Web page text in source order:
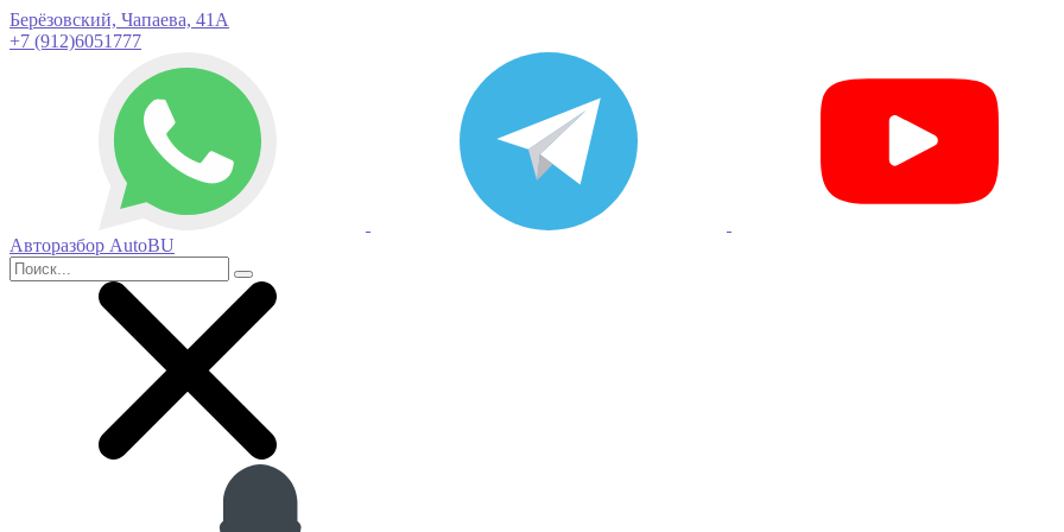
Берёзовский, Чапаева, 41А
+7 (912)6051777
Авторазбор AutoBU